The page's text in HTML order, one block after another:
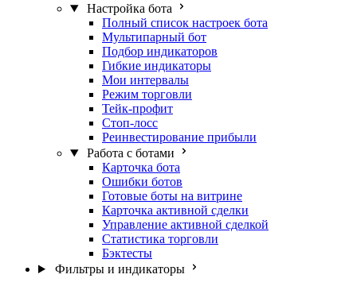
Настройка бота
Полный список настроек бота
Мультипарный бот
Подбор индикаторов
Гибкие индикаторы
Мои интервалы
Режим торговли
Тейк-профит
Стоп-лосс
Реинвестирование прибыли
Работа с ботами
Карточка бота
Ошибки ботов
Готовые боты на витрине
Карточка активной сделки
Управление активной сделкой
Статистика торговли
Бэктесты
Фильтры и индикаторы